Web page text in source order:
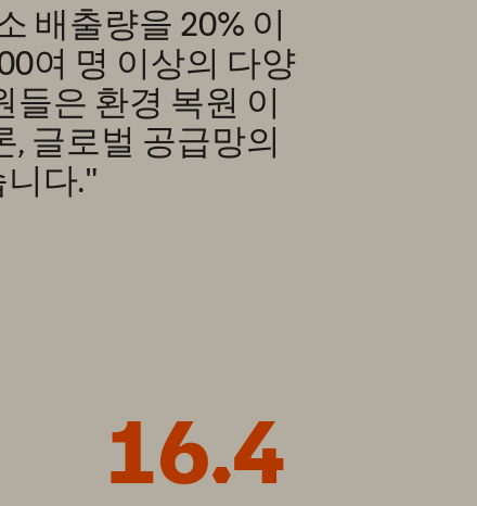
배출량을 20% 이
여 명 이상의 다양
은 환경 복원 이
글로벌 공급망의
다."
16.4